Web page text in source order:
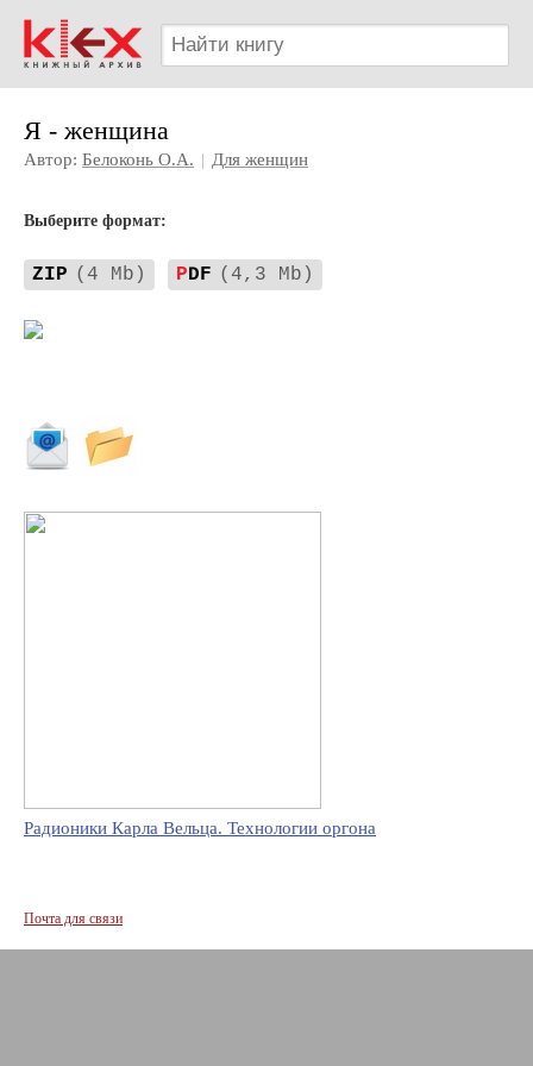
Я - женщина
Автор: Белоконь О.А. | Для женщин
Выберите формат:
ZIP (4 Mb) PDF (4,3 Mb)
Радионики Карла Вельца. Технологии оргона
Почта для связи